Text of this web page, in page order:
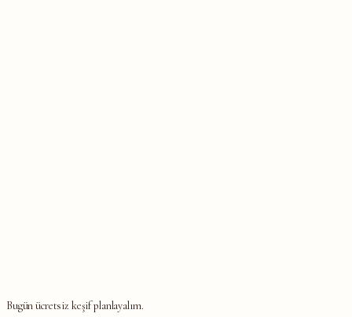
Bugün ücretsiz keşif planlayalım.